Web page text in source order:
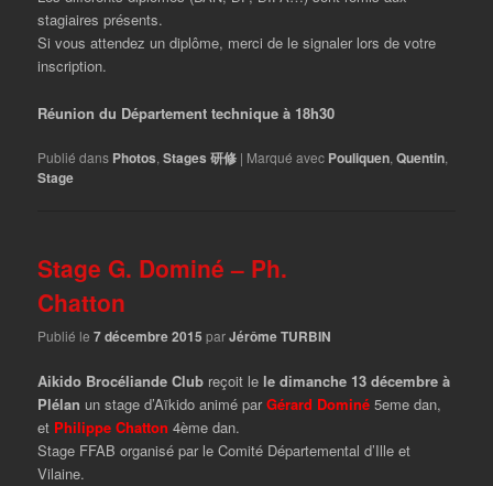
stagiaires présents.
Si vous attendez un diplôme, merci de le signaler lors de votre
inscription.
Réunion du Département technique à 18h30
Publié dans Photos,Stages 研修 | Marqué avec Pouliquen,Quentin,
Stage
Stage G. Dominé – Ph.
Chatton
Publié le7 décembre 2015 parJérôme TURBIN
Aikido Brocéliande Club reçoit le le dimanche 13 décembre à
Plélan un stage d’Aïkido animé parGérard Dominé 5eme dan,
et Philippe Chatton 4ème dan.
Stage FFAB organisé par le Comité Départemental d’Ille et
Vilaine.